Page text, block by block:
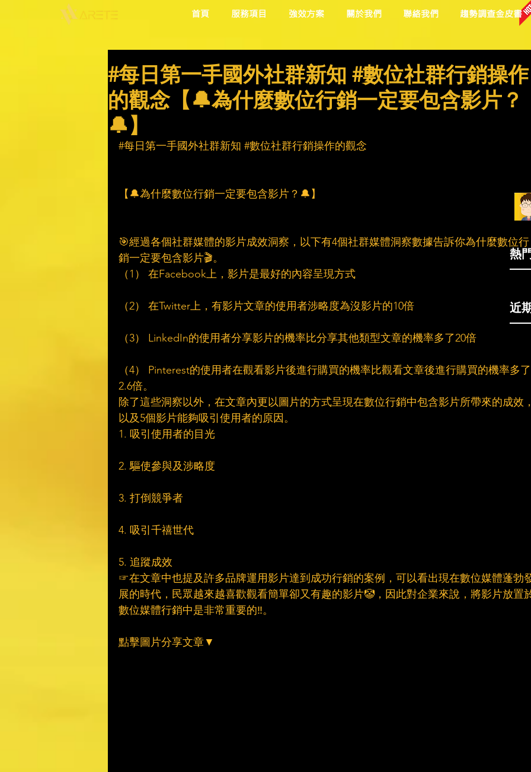
首頁 服務項目 強效方案 關於我們 聯絡我們 趨勢調查金皮書
#每日第一手國外社群新知 #數位社群行銷操作
的觀念【🔔為什麼數位行銷一定要包含影片？
🔔】
#每日第一手國外社群新知 #數位社群行銷操作的觀念
【🔔為什麼數位行銷一定要包含影片？🔔】
🎯經過各個社群媒體的影片成效洞察，以下有4個社群媒體洞察數據告訴你為什麼數位行
銷一定要包含影片🎬。
（1） 在Facebook上，影片是最好的內容呈現方式
（2） 在Twitter上，有影片文章的使用者涉略度為沒影片的10倍
（3） LinkedIn的使用者分享影片的機率比分享其他類型文章的機率多了20倍
（4） Pinterest的使用者在觀看影片後進行購買的機率比觀看文章後進行購買的機率多了
2.6倍。
除了這些洞察以外，在文章內更以圖片的方式呈現在數位行銷中包含影片所帶來的成效
以及5個影片能夠吸引使用者的原因。
1. 吸引使用者的目光
2. 驅使參與及涉略度
3. 打倒競爭者
4. 吸引千禧世代
5. 追蹤成效
☞在文章中也提及許多品牌運用影片達到成功行銷的案例，可以看出現在數位媒體蓬勃
展的時代，民眾越來越喜歡觀看簡單卻又有趣的影片🤡，因此對企業來說，將影片放置
數位媒體行銷中是非常重要的‼️。
點擊圖片分享文章▼
熱
近